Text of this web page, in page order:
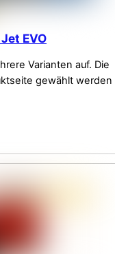
EVO
Varianten auf. Die
gewählt werden